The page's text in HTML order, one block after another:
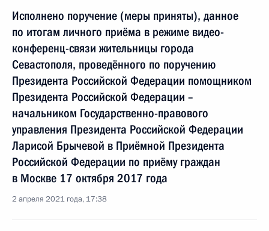
Исполнено поручение (меры приняты), данное
по итогам личного приёма в режиме видео-
конференц-связи жительницы города
Севастополя, проведённого по поручению
Президента Российской Федерации помощником
Президента Российской Федерации –
начальником Государственно-правового
управления Президента Российской Федерации
Ларисой Брычевой в Приёмной Президента
Российской Федерации по приёму граждан
в Москве 17 октября 2017 года
2 апреля 2021 года, 17:38